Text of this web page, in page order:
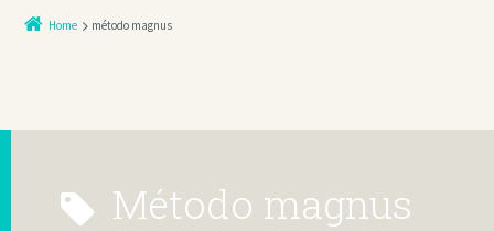
Home método magnus
método magnus